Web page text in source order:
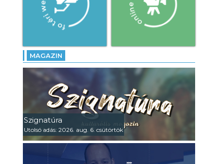
MAGAZIN
Szignatúra
Utolsó adás: 2026. aug. 6. csütörtök